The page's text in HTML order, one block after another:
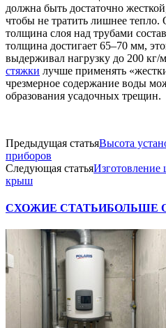
должна быть достаточно
чтобы не тратить лишнее
толщина слоя над трубами
толщина достигает 65–70 мм,
выдерживал нагрузку до 200 кг/
стяжки лучше применять
чрезмерное содержание воды
образования усадочных трещин.
Предыдущая статьяВысота
приборов
Следующая статьяИзготовление
крыш
СХОЖИЕ СТАТЬИБОЛЬШЕ